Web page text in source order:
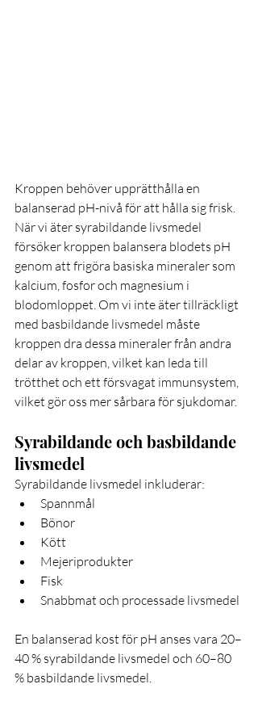
Kroppen behöver upprätthålla en
balanserad pH-nivå för att hålla sig frisk.
När vi äter syrabildande livsmedel
försöker kroppen balansera blodets pH
genom att frigöra basiska mineraler som
kalcium, fosfor och magnesium i
blodomloppet. Om vi inte äter tillräckligt
med basbildande livsmedel måste
kroppen dra dessa mineraler från andra
delar av kroppen, vilket kan leda till
trötthet och ett försvagat immunsystem,
vilket gör oss mer sårbara för sjukdomar.
Syrabildande och basbildande
livsmedel
Syrabildande livsmedel inkluderar:
Spannmål
Bönor
Kött
Mejeriprodukter
Fisk
Snabbmat och processade livsmedel
En balanserad kost för pH anses vara 20–
40 % syrabildande livsmedel och 60–80
% basbildande livsmedel.